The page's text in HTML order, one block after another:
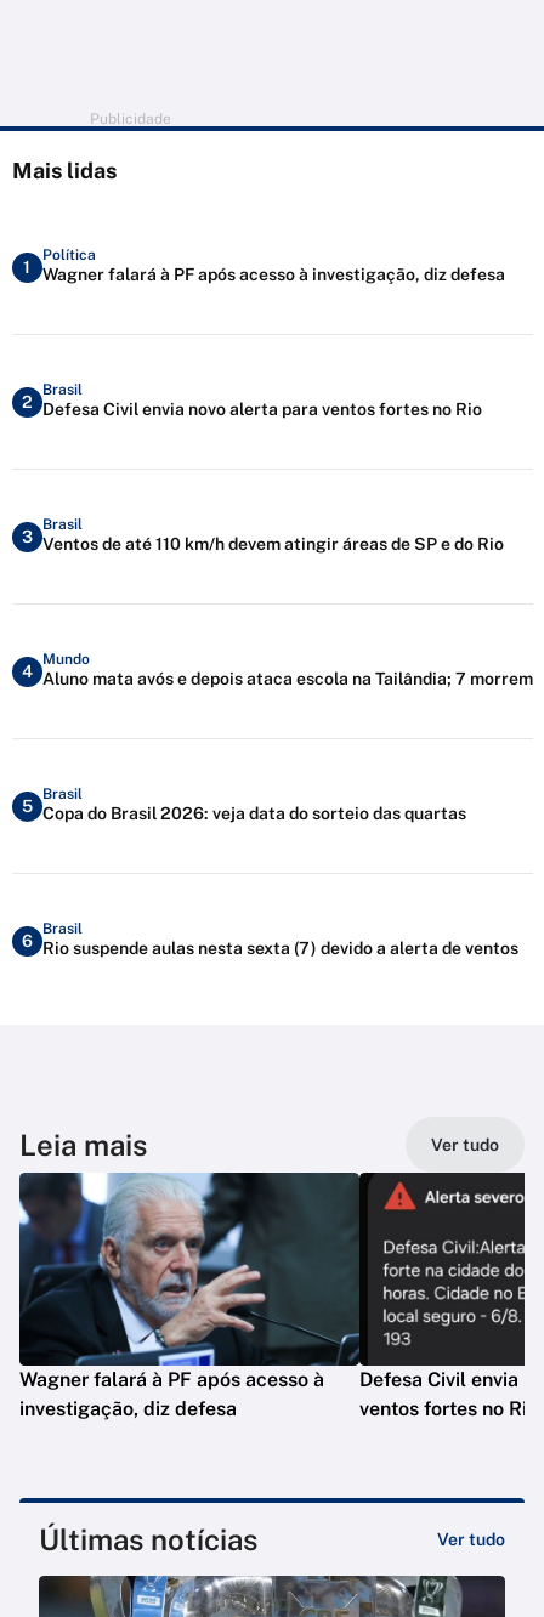
Publicidade
Mais lidas
1
Política
Wagner falará à PF após acesso à investigação, diz defesa
2
Brasil
Defesa Civil envia novo alerta para ventos fortes no Rio
3
Brasil
Ventos de até 110 km/h devem atingir áreas de SP e do Rio
4
Mundo
Aluno mata avós e depois ataca escola na Tailândia; 7 morrem
5
Brasil
Copa do Brasil 2026: veja data do sorteio das quartas
6
Brasil
Rio suspende aulas nesta sexta (7) devido a alerta de ventos
Leia mais Ver tudo
Wagner falará à PF após acesso à
investigação, diz defesa
Defesa Civil envia
ventos fortes no Rio
Últimas notícias Ver tudo